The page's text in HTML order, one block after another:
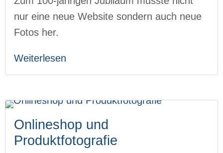
nur eine neue Website sondern auch neue
Fotos her.
Weiterlesen
Onlineshop und
Produktfotografie